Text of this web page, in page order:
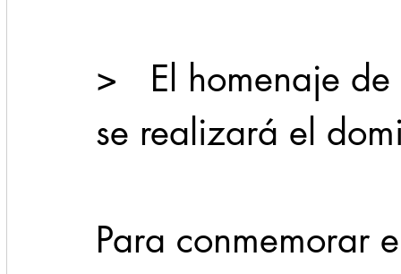
1 enero 31abr
>   El homenaje
se realizará el
Para conmemorar